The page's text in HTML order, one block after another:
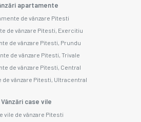
apartamente
de vânzare Pitesti
de vânzare Pitesti, Exercitiu
de vânzare Pitesti, Prundu
de vânzare Pitesti, Trivale
de vânzare Pitesti, Central
de vânzare Pitesti, Ultracentral
Vânzări case vile
vile de vânzare Pitesti